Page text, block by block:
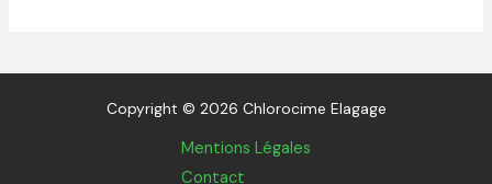
Copyright © 2026 Chlorocime Elagage
Mentions Légales
Contact